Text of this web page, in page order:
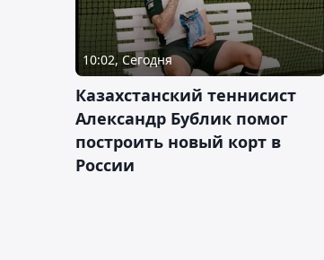
10:02, Сегодня
Казахстанский теннисист
Александр Бублик помог
построить новый корт в
России